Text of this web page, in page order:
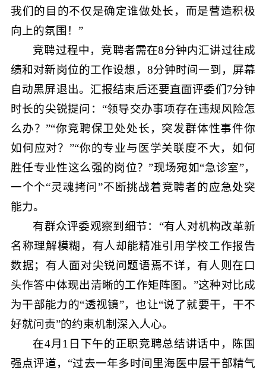
我们的目的不仅是确定谁做处长，而是营造积极
向上的氛围！”
竞聘过程中，竞聘者需在8分钟内汇讲过往成
绩和对新岗位的工作设想，8分钟时间一到，屏幕
自动黑屏退出。汇报结束后还要直面评委们7分钟
时长的尖锐提问：“领导交办事项存在违规风险怎
么办？”“你竞聘保卫处处长，突发群体性事件你
如何应对？”“你的专业与医学关联度不大，如何
胜任专业性这么强的岗位？”现场宛如“急诊室”，
一个个“灵魂拷问”不断挑战着竞聘者的应急处突
能力。
有群众评委观察到细节：“有人对机构改革新
名称理解模糊，有人却能精准引用学校工作报告
数据；有人面对尖锐问题语焉不详，有人则在口
头作答中体现出清晰的工作矩阵图。”这种对比成
为干部能力的“透视镜”，也让“说了就要干，干不
好就问责”的约束机制深入人心。
在4月1日下午的正职竞聘总结讲话中，陈国
强点评道，“过去一年多时间里海医中层干部精气